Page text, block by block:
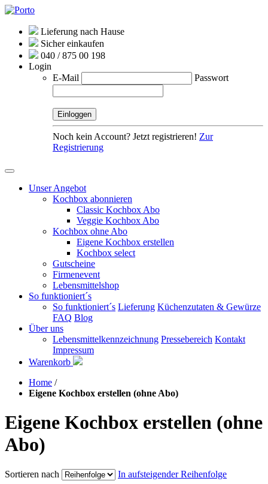
Lieferung nach Hause
Sicher einkaufen
040 / 875 00 198
Login
E-Mail
Passwort
Noch kein Account? Jetzt registrieren! Zur
Registrierung
Unser Angebot
Kochbox abonnieren
Classic Kochbox Abo
Veggie Kochbox Abo
Kochbox ohne Abo
Eigene Kochbox erstellen
Kochbox select
Gutscheine
Firmenevent
Lebensmittelshop
So funktioniert´s
So funktioniert´s Lieferung Küchenzutaten & Gewürze
FAQ Blog
Über uns
Lebensmittelkennzeichnung Pressebereich Kontakt
Impressum
Warenkorb
Home /
Eigene Kochbox erstellen (ohne Abo)
Eigene Kochbox erstellen (ohne
Abo)
Sortieren nach In aufsteigender Reihenfolge